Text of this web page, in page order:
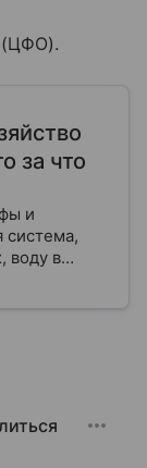
(ЦФО).
за что
и
воду в